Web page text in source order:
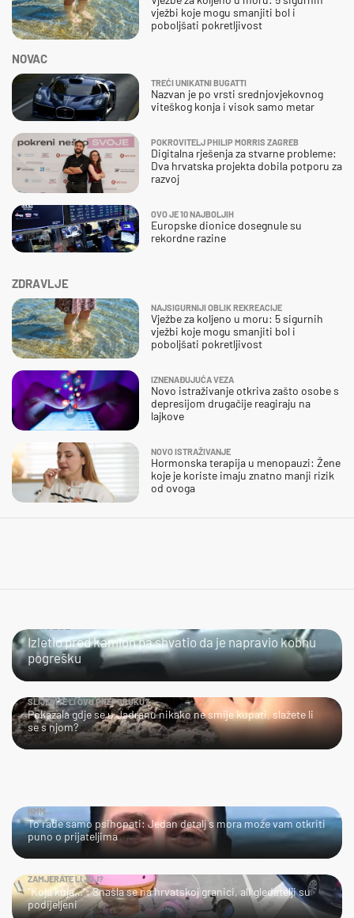
ZDRAVLJE
NAJSIGURNIJI OBLIK REKREACIJE
Vježbe za koljeno u moru: 5 sigurnih
vježbi koje mogu smanjiti bol i
poboljšati pokretljivost
IZNENAĐUJUĆA VEZA
Novo istraživanje otkriva zašto osobe s
depresijom drugačije reagiraju na
lajkove
NOVO ISTRAŽIVANJE
Hormonska terapija u menopauzi: Žene
koje je koriste imaju znatno manji rizik
od ovoga
NOVAC
TREĆI UNIKATNI BUGATTI
Nazvan je po vrsti srednjovjekovnog
viteškog konja i visok samo metar
POKROVITELJ PHILIP MORRIS ZAGREB
Digitalna rješenja za stvarne probleme:
Dva hrvatska projekta dobila potporu za
razvoj
OVO JE 10 NAJBOLJIH
Europske dionice dosegnule su
rekordne razine
vježbi koje mogu smanjiti bol i
poboljšati pokretljivost
ČOVJEČE...
Izletio pred kamion pa shvatio da je napravio kobnu
pogrešku
SLIJEDITE LI OVU PREPORUKU?
Pokazala gdje se u Jadranu nikako ne smije kupati, slažete li
se s njom?
HMM…
To rade samo psihopati: Jedan detalj s mora može vam otkriti
puno o prijateljima
ZAMJERATE LI JOJ?
"Koja kuja…": Snašla se na hrvatskoj granici, ali gledatelji su
podijeljeni